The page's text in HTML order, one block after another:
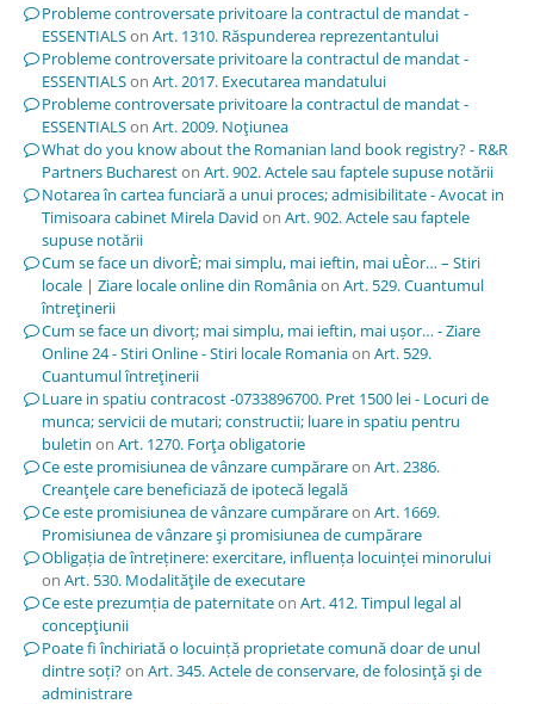
Probleme controversate privitoare la contractul de mandat -
ESSENTIALSon Art. 1310. Răspunderea reprezentantului
Probleme controversate privitoare la contractul de mandat -
ESSENTIALSon Art. 2017. Executarea mandatului
Probleme controversate privitoare la contractul de mandat -
ESSENTIALSon Art. 2009. Noţiunea
What do you know about the Romanian land book registry? - R&R
Partners Buchareston Art. 902. Actele sau faptele supuse notării
Notarea în cartea funciară a unui proces; admisibilitate - Avocat in
Timisoara cabinet Mirela David on Art. 902. Actele sau faptele
supuse notării
Cum se face un divorÈ; mai simplu, mai ieftin, mai uÈor… – Stiri
locale | Ziare locale online din Româniaon Art. 529. Cuantumul
întreţinerii
Cum se face un divorț; mai simplu, mai ieftin, mai ușor… - Ziare
Online 24 - Stiri Online - Stiri locale Romaniaon Art. 529.
Cuantumul întreţinerii
Luare in spatiu contracost -0733896700. Pret 1500 lei - Locuri de
munca; servicii de mutari; constructii; luare in spatiu pentru
buletin on Art. 1270. Forţa obligatorie
Ce este promisiunea de vânzare cumpărareon Art. 2386.
Creanţele care beneficiază de ipotecă legală
Ce este promisiunea de vânzare cumpărareon Art. 1669.
Promisiunea de vânzare şi promisiunea de cumpărare
Obligația de întreținere: exercitare, influența locuinței minorului
on Art. 530. Modalităţile de executare
Ce este prezumția de paternitateon Art. 412. Timpul legal al
concepţiunii
Poate fi închiriată o locuință proprietate comună doar de unul
dintre soți?on Art. 345. Actele de conservare, de folosinţă şi de
administrare